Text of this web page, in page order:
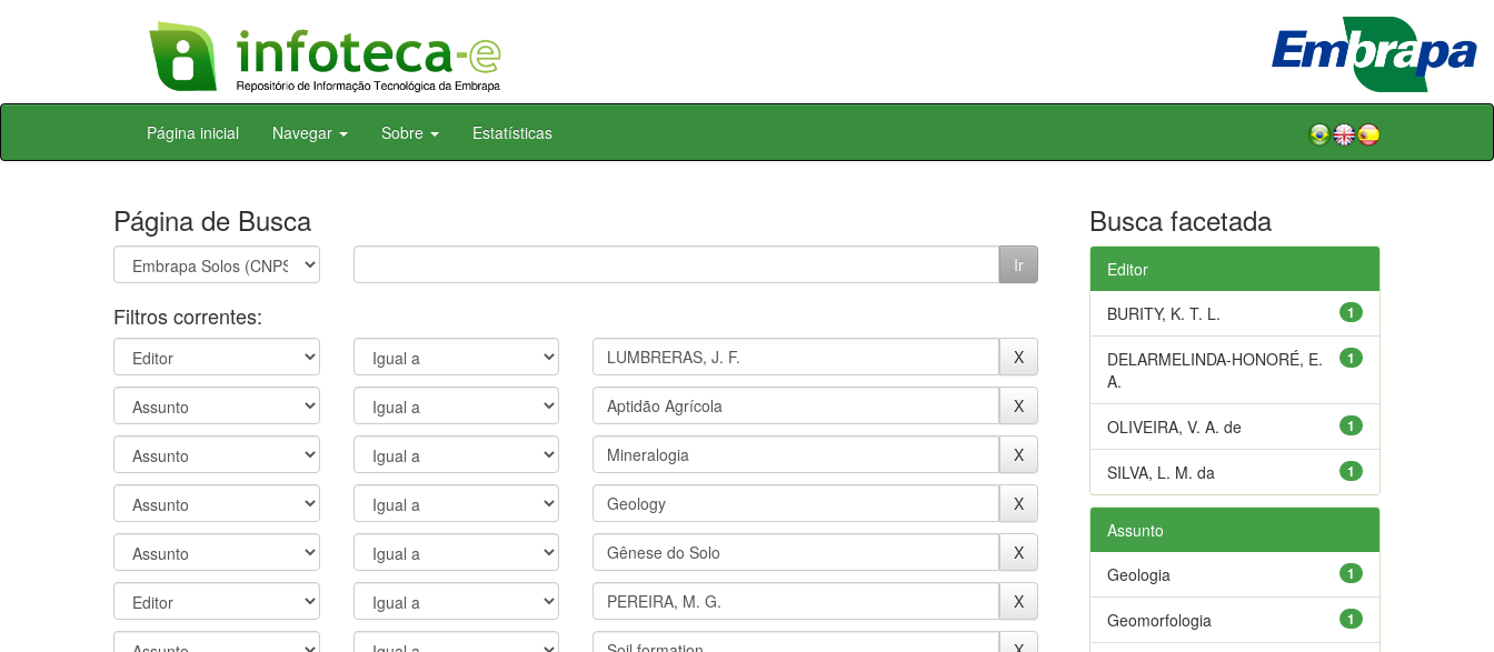
Skip
Página inicial Navegar Sobre Estatísticas
Página de Busca
Filtros correntes:
Busca facetada
Editor
1
BURITY, K. T. L.
1
DELARMELINDA-HONORÉ, E.
A.
1
OLIVEIRA, V. A. de
1
SILVA, L. M. da
Assunto
1
Geologia
1
Geomorfologia